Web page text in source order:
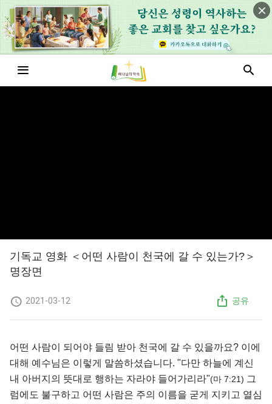
기독교 영화 ＜어떤 사람이 천국에 갈 수 있는가?＞
명장면
2021-03-12 공유
어떤 사람이 되어야 들림 받아 천국에 갈 수 있을까요? 이에
대해 예수님은 이렇게 말씀하셨습니다. "다만 하늘에 계신
내 아버지의 뜻대로 행하는 자라야 들어가리라"(마 7:21​) 그
럼에도 불구하고 어떤 사람은 주의 이름을 굳게 지키고 열심